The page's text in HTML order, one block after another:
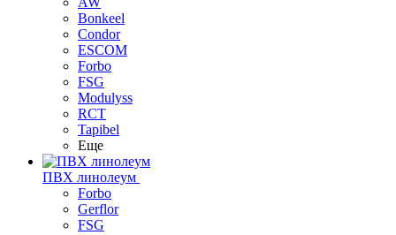
Bonkeel
Condor
ESCOM
Forbo
FSG
Modulyss
RCT
Tapibel
Еще
ПВХ линолеум
Forbo
Gerflor
FSG